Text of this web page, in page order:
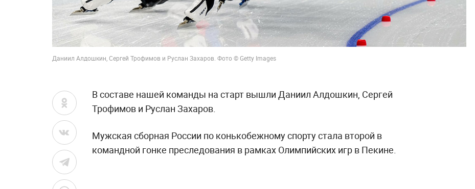
Даниил Алдошкин, Сергей Трофимов и Руслан Захаров. Фото © Getty Images
В составе нашей команды на старт вышли Даниил Алдошкин, Сергей
Трофимов и Руслан Захаров.
Мужская сборная России по конькобежному спорту стала второй в
командной гонке преследования в рамках Олимпийских игр в Пекине.